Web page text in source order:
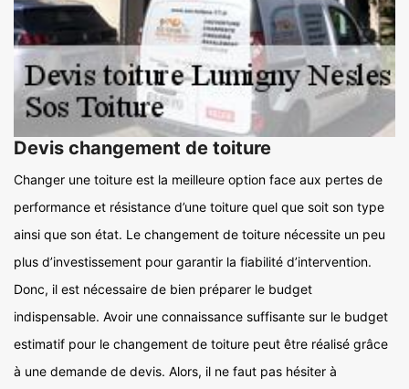
Devis changement de toiture
Changer une toiture est la meilleure option face aux pertes de
performance et résistance d’une toiture quel que soit son type
ainsi que son état. Le changement de toiture nécessite un peu
plus d’investissement pour garantir la fiabilité d’intervention.
Donc, il est nécessaire de bien préparer le budget
indispensable. Avoir une connaissance suffisante sur le budget
estimatif pour le changement de toiture peut être réalisé grâce
à une demande de devis. Alors, il ne faut pas hésiter à